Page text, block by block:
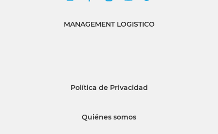
MANAGEMENT LOGISTICO
Política de Privacidad
Quiénes somos